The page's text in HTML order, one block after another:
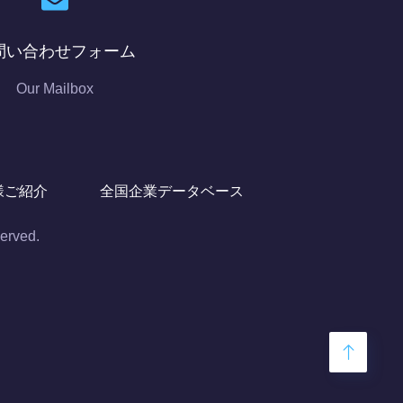
い合わせフォーム
Our Mailbox
ご紹介 全国企業データベース